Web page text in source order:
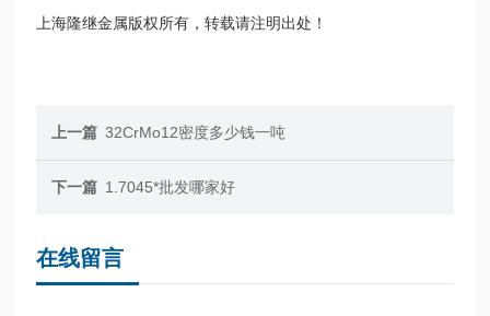
上海隆继金属版权所有，转载请注明出处！
上一篇 32CrMo12密度多少钱一吨
下一篇 1.7045*批发哪家好
在线留言